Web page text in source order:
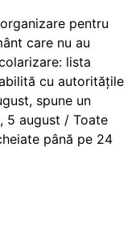
pentru
care nu au
lista
cu autoritățile
spune un
5 august / Toate
până pe 24